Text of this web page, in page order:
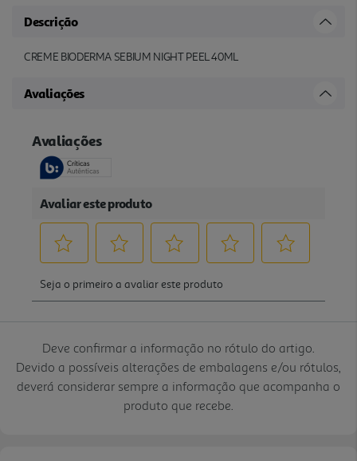
Descrição
CREME BIODERMA SEBIUM NIGHT PEEL 40ML
Avaliações
Deve confirmar a informação no rótulo do artigo.
Devido a possíveis alterações de embalagens e/ou rótulos,
deverá considerar sempre a informação que acompanha o
produto que recebe.